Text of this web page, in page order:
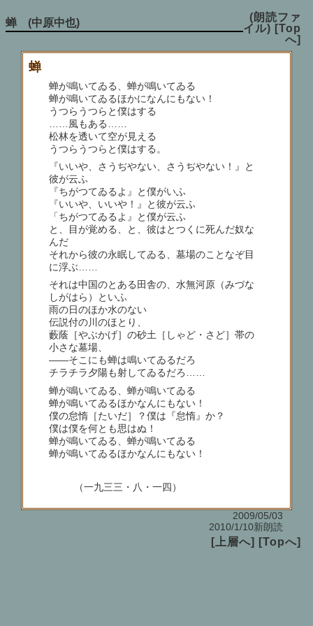
蝉 (中原中也)
(朗読ファ
イル) [Top
へ]
蝉
蝉が鳴いてゐる、蝉が鳴いてゐる
蝉が鳴いてゐるほかになんにもない！
うつらうつらと僕はする
……風もある……
松林を透いて空が見える
うつらうつらと僕はする。
『いいや、さうぢやない、さうぢやない！』と
彼が云ふ
『ちがつてゐるよ』と僕がいふ
『いいや、いいや！』と彼が云ふ
「ちがつてゐるよ』と僕が云ふ
と、目が覚める、と、彼はとつくに死んだ奴な
んだ
それから彼の永眠してゐる、墓場のことなぞ目
に浮ぶ……
それは中国のとある田舎の、水無河原（みづな
しがはら）といふ
雨の日のほか水のない
伝説付の川のほとり、
藪蔭［やぶかげ］の砂土［しゃど・さど］帯の
小さな墓場、
――そこにも蝉は鳴いてゐるだろ
チラチラ夕陽も射してゐるだろ……
蝉が鳴いてゐる、蝉が鳴いてゐる
蝉が鳴いてゐるほかなんにもない！
僕の怠惰［たいだ］？僕は『怠惰』か？
僕は僕を何とも思はぬ！
蝉が鳴いてゐる、蝉が鳴いてゐる
蝉が鳴いてゐるほかなんにもない！
（一九三三・八・一四）
2009/05/03
2010/1/10新朗読
[上層へ] [Topへ]